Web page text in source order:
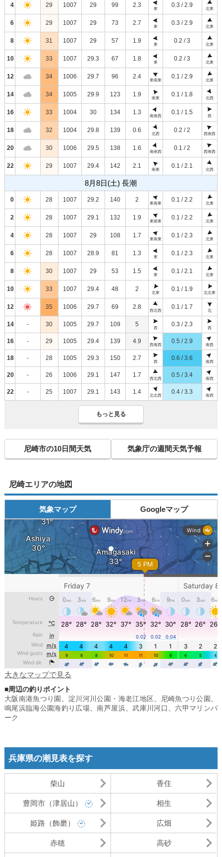
4 29 1007 29 99 2.3
東
0.3 / 2.9
北東
6 29 1007 29 73 2.7
東
0.3 / 2.9
北東
8 31 1007 29 57 1.9
東
0.2 / 3
北東
10 33 1007 29.3 67 1.8
東
0.2 / 3
北東
12 34 1006 29.7 96 2.4
東南東
0.1 / 2.9
北東
14 34 1005 29.9 123 1.9
南東
0.1 / 1.8
北西
16 33 1004 30 134 1.3
南南西
0.1 / 1.5
西
18 32 1004 29.8 139 0.6
北西
0.2 / 2
西南西
20 30 1006 29.5 138 1.6
南南西
0.1 / 2
西南西
22 29 1007 29.4 142 2.1
南東
0.1 / 2.1
北西
8月8日(土) 長潮
0 28 1007 29.2 140 2
東南東
0.1 / 2.2
北東
2 28 1007 29.1 132 1.9
東南東
0.1 / 2.2
北東
4 28 1007 29 108 1.7
東南東
0.1 / 2.3
北東
6 28 1007 28.9 81 1.3
東
0.1 / 2.3
北東
8 30 1007 29 53 1.5
東
0.1 / 2.1
北東
10 33 1007 29.4 48 2
北東
0.1 / 1.9
北北東
12 35 1006 29.7 69 2.8
西北西
0.1 / 1.7
北
14 - 30 1005 29.7 109 5
西
0.3 / 2.3
西
16 - 29 1005 29.4 139 4.9
西南西
0.5 / 2.9
南西
18 - 28 1005 29.3 150 2.7
西
0.6 / 3.6
南西
20 - 26 1006 29.1 147 1.7
西北西
0.5 / 3.4
南西
22 - 25 1007 29.1 143 1.4
北北西
0.4 / 3.3
南西
もっと見る
尼崎市の10日間天気 気象庁の週間天気予報
尼崎エリアの地図
気象マップ Googleマップ
大きなマップで見る
■周辺の釣りポイント
大阪南港魚つり園
、淀川河川公園・海老江地区 尼崎魚つり公園
鳴尾浜臨海公園海釣り広場 、南芦屋浜、武庫川河口 、六甲マリンパ
ーク
兵庫県の潮見表を探す
柴山 香住
豊岡市（津居山） 相生
姫路（飾磨） 広畑
赤穂 高砂